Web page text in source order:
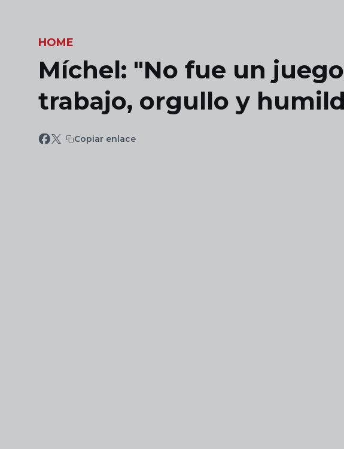
HOME
Míchel: "No fue un
trabajo, orgullo y
Copiar enlace